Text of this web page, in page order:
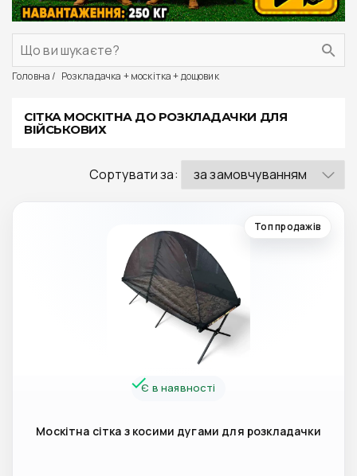
Головна Розкладачка + москітка + дощовик
СІТКА МОСКІТНА ДО РОЗКЛАДАЧКИ ДЛЯ
ВІЙСЬКОВИХ
Сортувати за:
Топ продажів
Є в наявності
Москітна сітка з косими дугами для розкладачки